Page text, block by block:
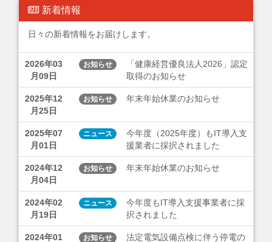
新着情報
日々の新着情報をお届けします。
2026年03
月09日
お知らせ
「健康経営優良法人2026」認定
取得のお知らせ
2025年12
月25日
お知らせ 年末年始休業のお知らせ
2025年07
月01日
ニュース
今年度（2025年度）もIT導入支
援業者に採択されました
2024年12
月04日
お知らせ 年末年始休業のお知らせ
2024年02
月19日
ニュース
今年度もIT導入支援事業者に採
択されました
2024年01 お知らせ 法定電気設備点検に伴う停電の